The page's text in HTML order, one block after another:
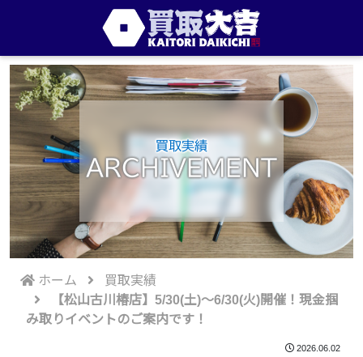
買取実績
ARCHIVEMENT
ホーム
買取実績
【松山古川椿店】5/30(土)～6/30(火)開催！現金掴
み取りイベントのご案内です！
2026.06.02